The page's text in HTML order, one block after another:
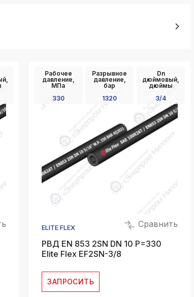
ksldkfjsdlfkjsls;ldfkgjsdl;kfkфыва
ksldkfjsdlfkjsls;ldfkgjsdl;kfkфыва
Рабочее
давление,
МПа
330
Разрывное
давление,
бар
1320
Dn
дюймовый,
дюймы
3/4
ELITE FLEX
Сравнить
РВД EN 853 2SN DN 10 P=330
Elite Flex EF2SN-3/8
ЗАПРОСИТЬ